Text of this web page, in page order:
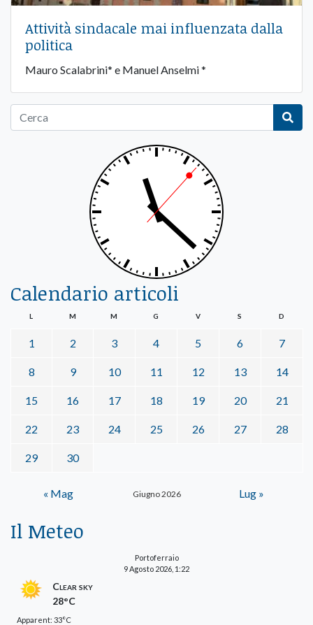
Attività sindacale mai influenzata dalla
politica
Mauro Scalabrini* e Manuel Anselmi *
Calendario articoli
Giugno 2026
L M M G V S D
1 2 3 4 5 6 7
8 9 10 11 12 13 14
15 16 17 18 19 20 21
22 23 24 25 26 27 28
29 30
« Mag Lug »
Il Meteo
Portoferraio
9 Agosto 2026, 1:22
Clear sky
28°C
Apparent: 33°C